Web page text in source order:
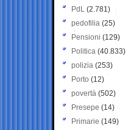
PdL (2.781)
pedofilia (25)
Pensioni (129)
Politica (40.833)
polizia (253)
Porto (12)
povertà (502)
Presepe (14)
Primarie (149)